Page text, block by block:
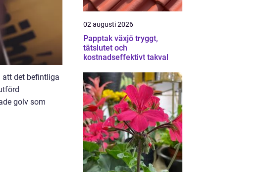
att det befintliga
golv som
02 augusti 2026
Papptak växjö tryggt,
tätslutet och
kostnadseffektivt takval